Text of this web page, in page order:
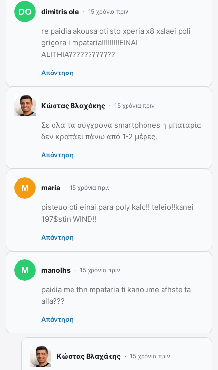
dimitris ole 15 χρόνια πριν
re paidia akousa oti sto xperia x8 xalaei poli
grigora i mpataria!!!!!!!!!EINAI
ALITHIA????????????
Απάντηση
Κώστας Βλαχάκης 15 χρόνια πριν
Σε όλα τα σύγχρονα smartphones η μπαταρία
δεν κρατάει πάνω από 1-2 μέρες.
Απάντηση
maria 15 χρόνια πριν
pisteuo oti einai para poly kalo!! teleio!!kanei
197$stin WIND!!
Απάντηση
manolhs 15 χρόνια πριν
paidia me thn mpataria ti kanoume afhste ta
alla???
Απάντηση
Κώστας Βλαχάκης 15 χρόνια πριν